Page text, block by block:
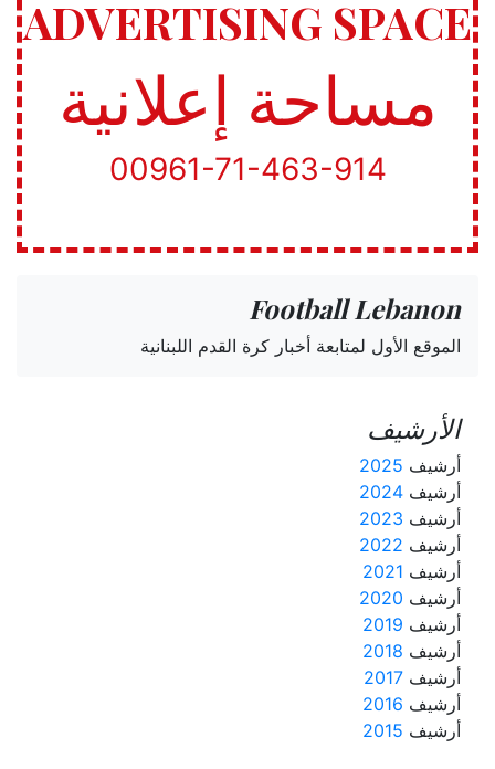
ADVERTISING SPACE
مساحة إعلانية
00961-71-463-914
Football Lebanon
الموقع الأول لمتابعة أخبار كرة القدم اللبنانية
الأرشيف
أرشيف 2025
أرشيف 2024
أرشيف 2023
أرشيف 2022
أرشيف 2021
أرشيف 2020
أرشيف 2019
أرشيف 2018
أرشيف 2017
أرشيف 2016
أرشيف 2015